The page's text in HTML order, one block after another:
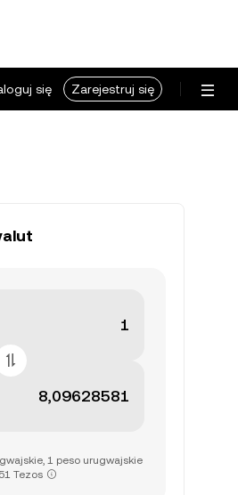
się Zarejestruj się
1 peso urugwajskie
Tezos